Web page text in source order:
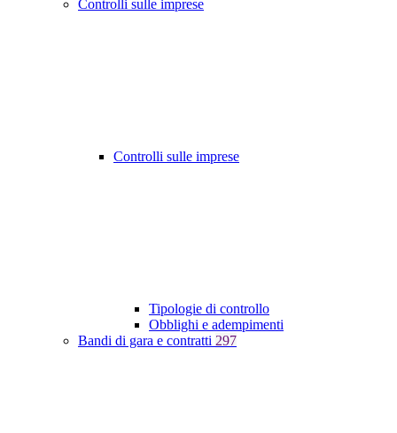
Controlli sulle imprese
Controlli sulle imprese
Tipologie di controllo
Obblighi e adempimenti
Bandi di gara e contratti 297